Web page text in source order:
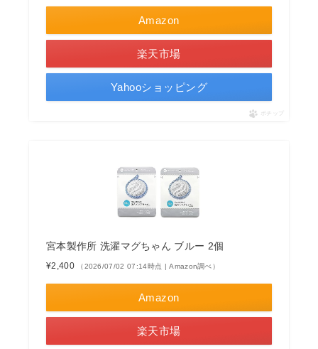
Amazon
楽天市場
Yahooショッピング
ポチップ
宮本製作所 洗濯マグちゃん ブルー 2個
¥2,400 （2026/07/02 07:14時点 | Amazon調べ）
Amazon
楽天市場